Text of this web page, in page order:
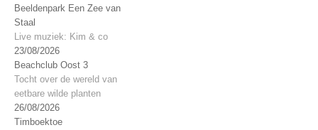
Beeldenpark Een Zee van
Staal
Live muziek: Kim & co
23/08/2026
Beachclub Oost 3
Tocht over de wereld van
eetbare wilde planten
26/08/2026
Timboektoe